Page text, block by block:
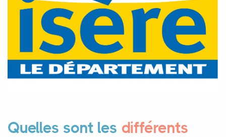
Quelles sont les différents